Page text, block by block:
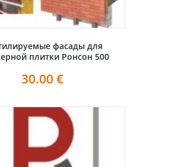
фасады для
плитки Ронсон 500
30.00 €